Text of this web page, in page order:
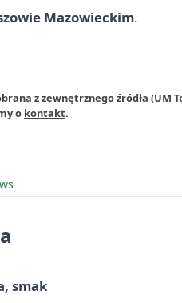
Mazowieckim.
z zewnętrznego źródła (UM
o kontakt.
smak